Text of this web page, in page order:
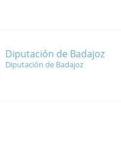
Diputación de Badajoz
Diputación de Badajoz